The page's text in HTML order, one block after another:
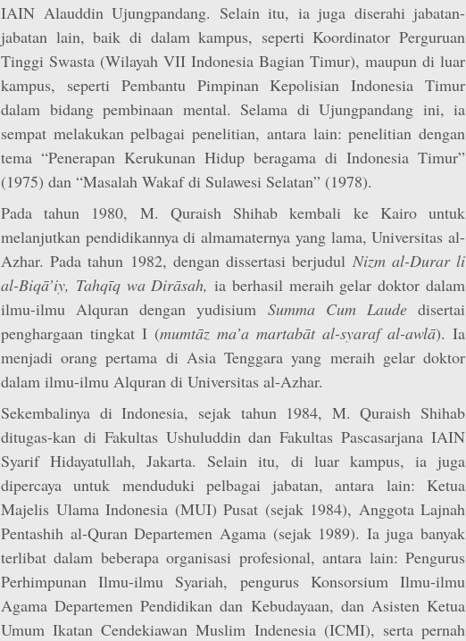
IAIN Alauddin Ujungpandang. Selain itu, ia juga diserahi jabatan-
jabatan lain, baik di dalam kampus, seperti Koordinator Perguruan
Tinggi Swasta (Wilayah VII Indonesia Bagian Timur), maupun di luar
kampus, seperti Pembantu Pimpinan Kepolisian Indonesia Timur
dalam bidang pembinaan mental. Selama di Ujungpandang ini, ia
sempat melakukan pelbagai penelitian, antara lain: penelitian dengan
tema “Penerapan Kerukunan Hidup beragama di Indonesia Timur”
(1975) dan “Masalah Wakaf di Sulawesi Selatan” (1978).
Pada tahun 1980, M. Quraish Shihab kembali ke Kairo untuk
melanjutkan pendidikannya di almamaternya yang lama, Universitas al-
Azhar. Pada tahun 1982, dengan dissertasi berjudul Nizm al-Durar li
al-Biqā’iy, Tahqīq wa Dirāsah,ia berhasil meraih gelar doktor dalam
ilmu-ilmu Alquran dengan yudisium Summa Cum Laudedisertai
penghargaan tingkat I (mumtāz ma’a martabāt al-syaraf al-awlā). Ia
menjadi orang pertama di Asia Tenggara yang meraih gelar doktor
dalam ilmu-ilmu Alquran di Universitas al-Azhar.
Sekembalinya di Indonesia, sejak tahun 1984, M. Quraish Shihab
ditugas-kan di Fakultas Ushuluddin dan Fakultas Pascasarjana IAIN
Syarif Hidayatullah, Jakarta. Selain itu, di luar kampus, ia juga
dipercaya untuk menduduki pelbagai jabatan, antara lain: Ketua
Majelis Ulama Indonesia (MUI) Pusat (sejak 1984), Anggota Lajnah
Pentashih al-Quran Departemen Agama (sejak 1989). Ia juga banyak
terlibat dalam beberapa organisasi profesional, antara lain: Pengurus
Perhimpunan Ilmu-ilmu Syariah, pengurus Konsorsium Ilmu-ilmu
Agama Departemen Pendidikan dan Kebudayaan, dan Asisten Ketua
Umum Ikatan Cendekiawan Muslim Indenesia (ICMI), serta pernah